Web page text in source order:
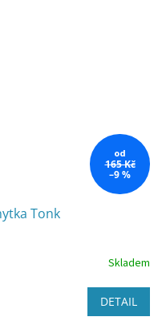
od
165 Kč
–9 %
Tonk
Skladem
DETAIL